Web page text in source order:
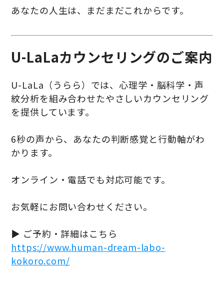
あなたの人生は、まだまだこれからです。
U-LaLaカウンセリングのご案内
U-LaLa（うらら）では、心理学・脳科学・声
紋分析を組み合わせたやさしいカウンセリング
を提供しています。
6秒の声から、あなたの判断感覚と行動軸がわ
かります。
オンライン・電話でも対応可能です。
お気軽にお問い合わせください。
▶ ご予約・詳細はこちら
https://www.human-dream-labo-
kokoro.com/